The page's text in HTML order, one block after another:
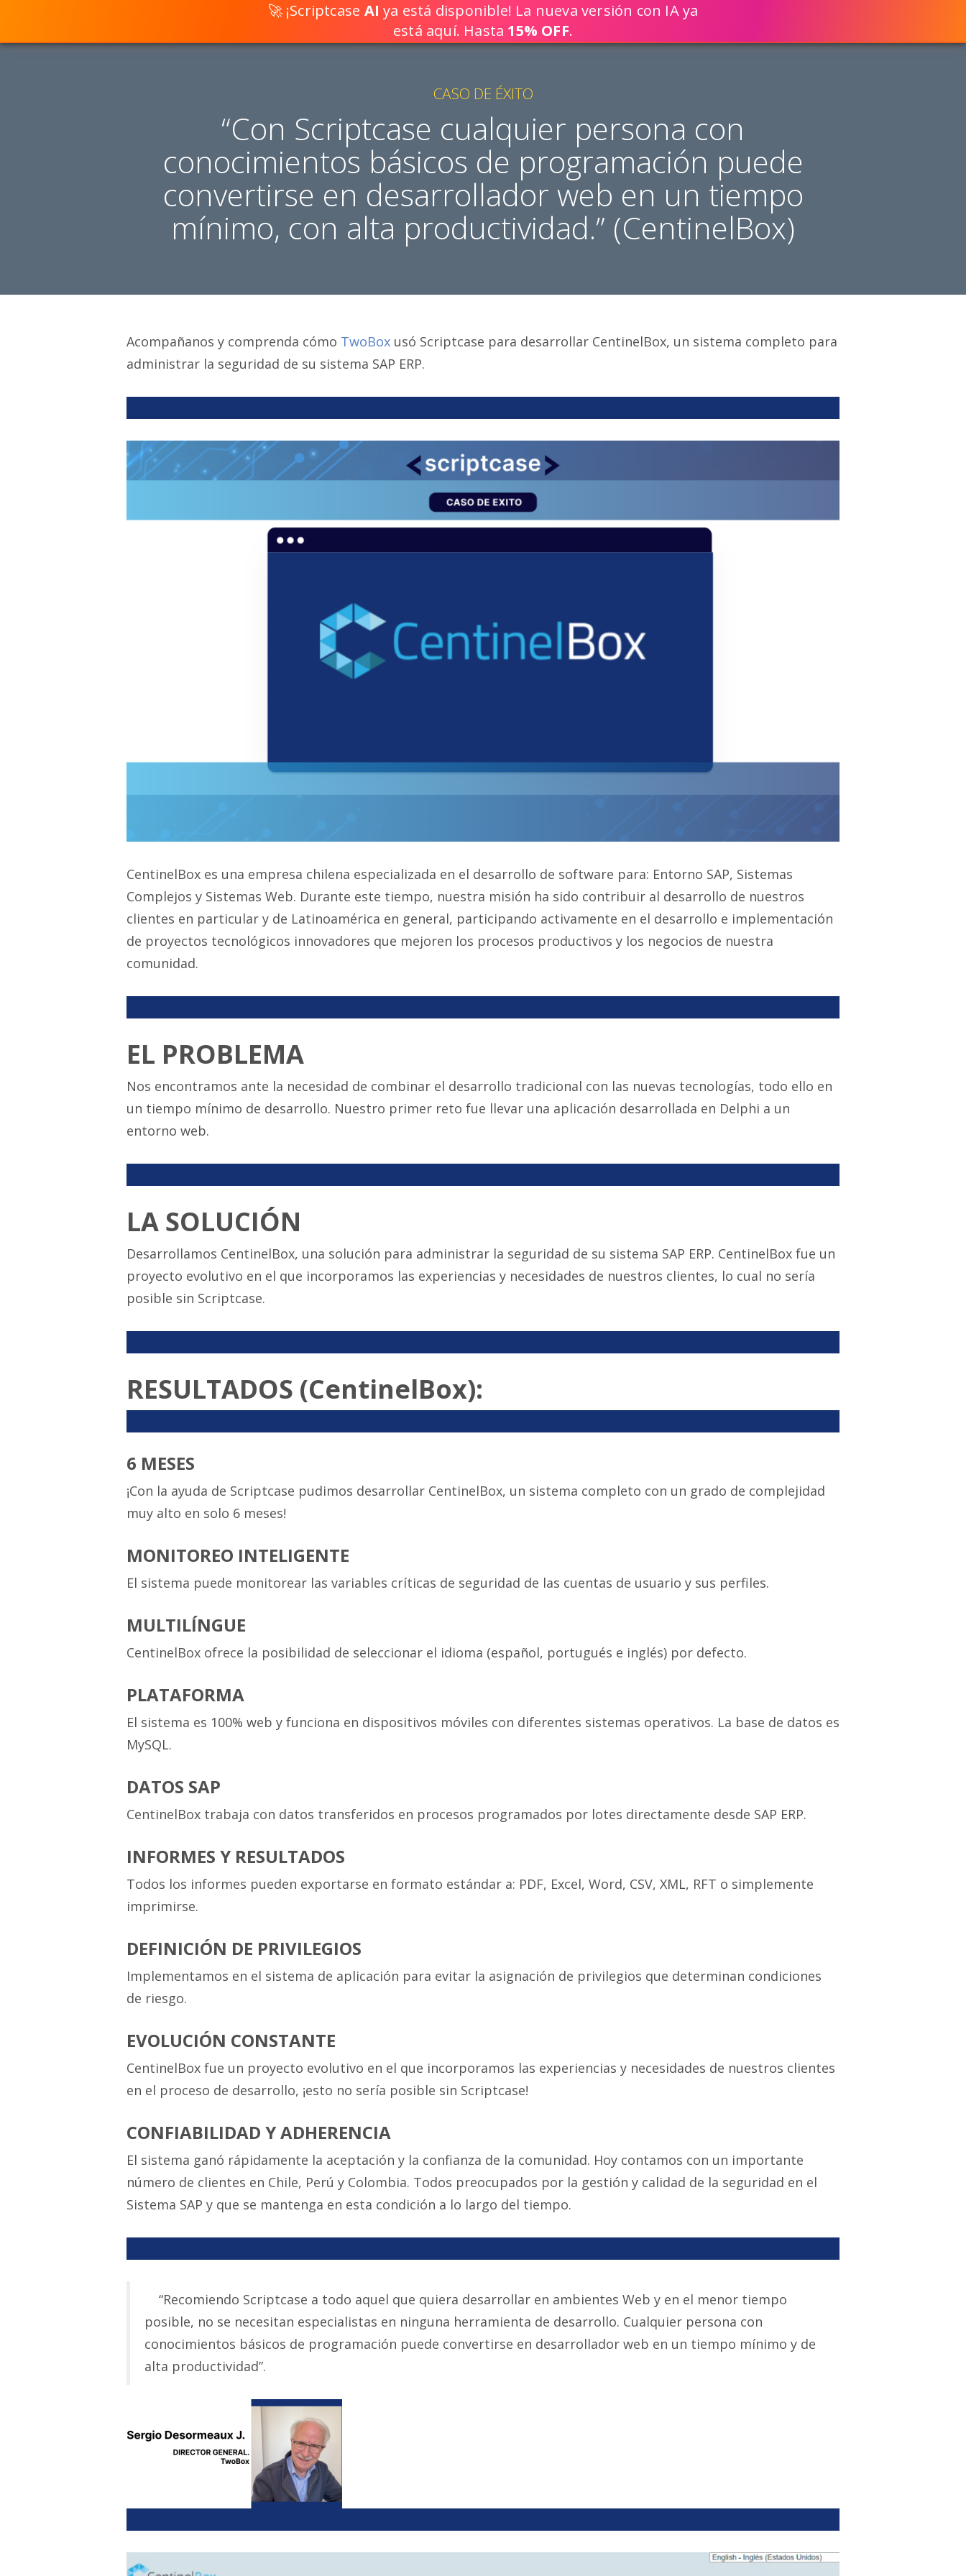
¡CREE SOLUCIONES WEB UN 80% MÁS RÁPIDO!
CASO DE ÉXITO
“Con Scriptcase cualquier persona con
conocimientos básicos de programación puede
convertirse en desarrollador web en un tiempo
mínimo, con alta productividad.” (CentinelBox)
Acompañanos y comprenda cómo TwoBox usó Scriptcase para desarrollar CentinelBox, un sistema completo para
administrar la seguridad de su sistema SAP ERP.
CentinelBox es una empresa chilena especializada en el desarrollo de software para: Entorno SAP, Sistemas
Complejos y Sistemas Web. Durante este tiempo, nuestra misión ha sido contribuir al desarrollo de nuestros
clientes en particular y de Latinoamérica en general, participando activamente en el desarrollo e implementación
de proyectos tecnológicos innovadores que mejoren los procesos productivos y los negocios de nuestra
comunidad.
EL PROBLEMA
Nos encontramos ante la necesidad de combinar el desarrollo tradicional con las nuevas tecnologías, todo ello en
un tiempo mínimo de desarrollo. Nuestro primer reto fue llevar una aplicación desarrollada en Delphi a un
entorno web.
LA SOLUCIÓN
Desarrollamos CentinelBox, una solución para administrar la seguridad de su sistema SAP ERP. CentinelBox fue un
proyecto evolutivo en el que incorporamos las experiencias y necesidades de nuestros clientes, lo cual no sería
posible sin Scriptcase.
RESULTADOS (CentinelBox):
6 MESES
¡Con la ayuda de Scriptcase pudimos desarrollar CentinelBox, un sistema completo con un grado de complejidad
muy alto en solo 6 meses!
MONITOREO INTELIGENTE
El sistema puede monitorear las variables críticas de seguridad de las cuentas de usuario y sus perfiles.
MULTILÍNGUE
CentinelBox ofrece la posibilidad de seleccionar el idioma (español, portugués e inglés) por defecto.
PLATAFORMA
El sistema es 100% web y funciona en dispositivos móviles con diferentes sistemas operativos. La base de datos es
MySQL.
DATOS SAP
CentinelBox trabaja con datos transferidos en procesos programados por lotes directamente desde SAP ERP.
INFORMES Y RESULTADOS
Todos los informes pueden exportarse en formato estándar a: PDF, Excel, Word, CSV, XML, RFT o simplemente
imprimirse.
DEFINICIÓN DE PRIVILEGIOS
Implementamos en el sistema de aplicación para evitar la asignación de privilegios que determinan condiciones
de riesgo.
EVOLUCIÓN CONSTANTE
CentinelBox fue un proyecto evolutivo en el que incorporamos las experiencias y necesidades de nuestros clientes
en el proceso de desarrollo, ¡esto no sería posible sin Scriptcase!
CONFIABILIDAD Y ADHERENCIA
El sistema ganó rápidamente la aceptación y la confianza de la comunidad. Hoy contamos con un importante
número de clientes en Chile, Perú y Colombia. Todos preocupados por la gestión y calidad de la seguridad en el
Sistema SAP y que se mantenga en esta condición a lo largo del tiempo.
“Recomiendo Scriptcase a todo aquel que quiera desarrollar en ambientes Web y en el menor tiempo
posible, no se necesitan especialistas en ninguna herramienta de desarrollo. Cualquier persona con
conocimientos básicos de programación puede convertirse en desarrollador web en un tiempo mínimo y de
alta productividad”.
🚀 ¡Scriptcase AI ya está disponible! La nueva versión con IA ya
está aquí. Hasta 15% OFF.